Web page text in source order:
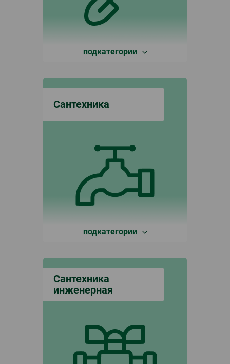
подкатегории
Сантехника
подкатегории
Сантехника
инженерная